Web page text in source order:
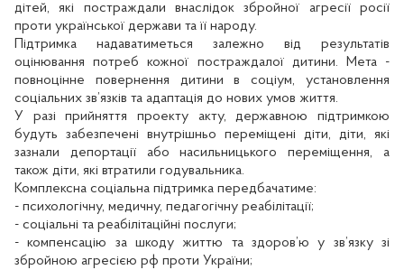
дітей, які постраждали внаслідок збройної агресії росії
проти української держави та її народу.
Підтримка надаватиметься залежно від результатів
оцінювання потреб кожної постраждалої дитини. Мета -
повноцінне повернення дитини в соціум, установлення
соціальних зв’язків та адаптація до нових умов життя.
У разі прийняття проекту акту, державною підтримкою
будуть забезпечені внутрішньо переміщені діти, діти, які
зазнали депортації або насильницького переміщення, а
також діти, які втратили годувальника.
Комплексна соціальна підтримка передбачатиме:
- психологічну, медичну, педагогічну реабілітації;
- соціальні та реабілітаційні послуги;
- компенсацію за шкоду життю та здоров’ю у зв’язку зі
збройною агресією рф проти України;